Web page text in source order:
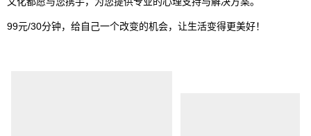
99元/30分钟，给自己一个改变的机会，让生活变得更美好！